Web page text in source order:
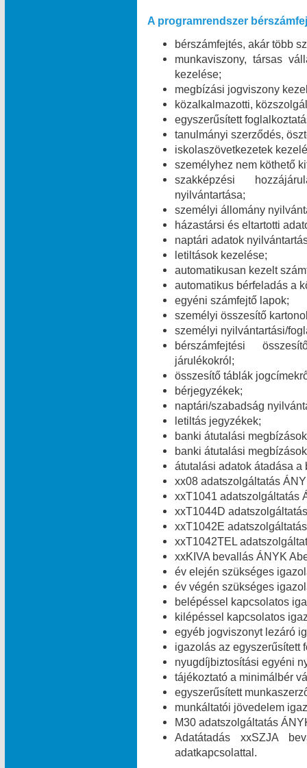
A programrendszer
bérszámfejtés, akár több
munkaviszony, társas
kezelése;
megbízási jogviszony
közalkalmazotti,
egyszerűsített
tanulmányi szerződés,
iskolaszövetkezetek
személyhez nem köthető
szakképzési
nyilvántartása;
személyi állomány
házastársi és eltartotti
naptári adatok
letiltások kezelése;
automatikusan kezelt
automatikus bérfeladás a
egyéni számfejtő lapok;
személyi összesítő
személyi nyilvántartási/
bérszámfejtési
járulékokról;
összesítő táblák
bérjegyzékek;
naptári/szabadság
letiltás jegyzékek;
banki átutalási
banki átutalási
átutalási adatok átadása
xx08 adatszolgáltatás
xxT1041 adatszolgáltatás
xxT1044D
xxT1042E
xxT1042TEL
xxKIVA bevallás ÁNYK
év elején szükséges
év végén szükséges
belépéssel kapcsolatos
kilépéssel kapcsolatos
egyéb jogviszonyt lezáró
igazolás az egyszerűsített
nyugdíjbiztosítási egyéni
tájékoztató a minimálbér
egyszerűsített
munkáltatói jövedelem
M30 adatszolgáltatás
Adatátadás xxSZJA
adatkapcsolattal.